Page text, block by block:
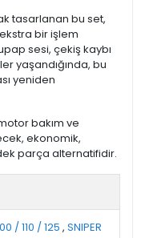
tasarlanan bu set,
bir işlem
sesi, çekiş kaybı
yaşandığında, bu
yeniden
bakım ve
ekonomik,
parça alternatifidir.
/ 110 / 125 , SNIPER